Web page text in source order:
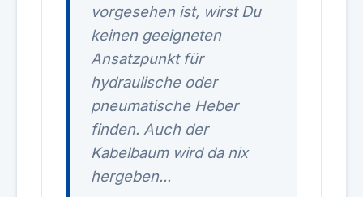
vorgesehen ist, wirst Du
keinen geeigneten
Ansatzpunkt für
hydraulische oder
pneumatische Heber
finden. Auch der
Kabelbaum wird da nix
hergeben...